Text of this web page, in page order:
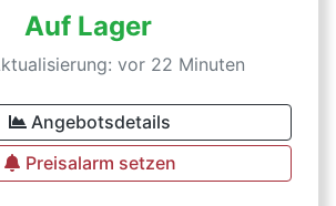
Auf Lager
vor 22 Minuten
Angebotsdetails
Preisalarm setzen